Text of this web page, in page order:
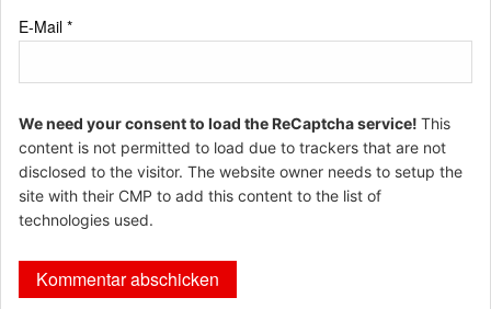
E-Mail *
We need your consent to load the ReCaptcha service! This
content is not permitted to load due to trackers that are not
disclosed to the visitor. The website owner needs to setup the
site with their CMP to add this content to the list of
technologies used.